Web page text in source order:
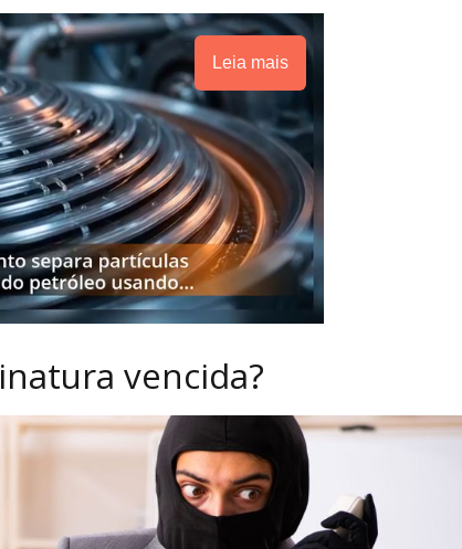
Leia mais
vencida?